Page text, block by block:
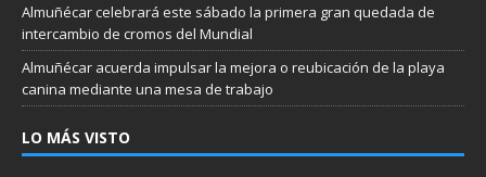
Almuñécar celebrará este sábado la primera gran quedada de
intercambio de cromos del Mundial
Almuñécar acuerda impulsar la mejora o reubicación de la playa
canina mediante una mesa de trabajo
LO MÁS VISTO